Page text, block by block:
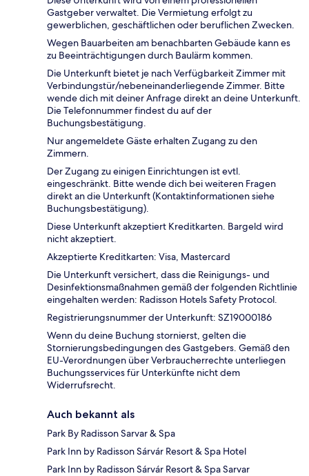
Gastgeber verwaltet. Die Vermietung erfolgt zu
gewerblichen, geschäftlichen oder beruflichen Zwecken.
Wegen Bauarbeiten am benachbarten Gebäude kann es
zu Beeinträchtigungen durch Baulärm kommen.
Die Unterkunft bietet je nach Verfügbarkeit Zimmer mit
Verbindungstür/nebeneinanderliegende Zimmer. Bitte
wende dich mit deiner Anfrage direkt an deine Unterkunft.
Die Telefonnummer findest du auf der
Buchungsbestätigung.
Nur angemeldete Gäste erhalten Zugang zu den
Zimmern.
Der Zugang zu einigen Einrichtungen ist evtl.
eingeschränkt. Bitte wende dich bei weiteren Fragen
direkt an die Unterkunft (Kontaktinformationen siehe
Buchungsbestätigung).
Diese Unterkunft akzeptiert Kreditkarten. Bargeld wird
nicht akzeptiert.
Akzeptierte Kreditkarten: Visa, Mastercard
Die Unterkunft versichert, dass die Reinigungs- und
Desinfektionsmaßnahmen gemäß der folgenden Richtlinie
eingehalten werden: Radisson Hotels Safety Protocol.
Registrierungsnummer der Unterkunft: SZ19000186
Wenn du deine Buchung stornierst, gelten die
Stornierungsbedingungen des Gastgebers. Gemäß den
EU-Verordnungen über Verbraucherrechte unterliegen
Buchungsservices für Unterkünfte nicht dem
Widerrufsrecht.
Auch bekannt als
Park By Radisson Sarvar & Spa
Park Inn by Radisson Sárvár Resort & Spa Hotel
Park Inn by Radisson Sárvár Resort & Spa Sarvar